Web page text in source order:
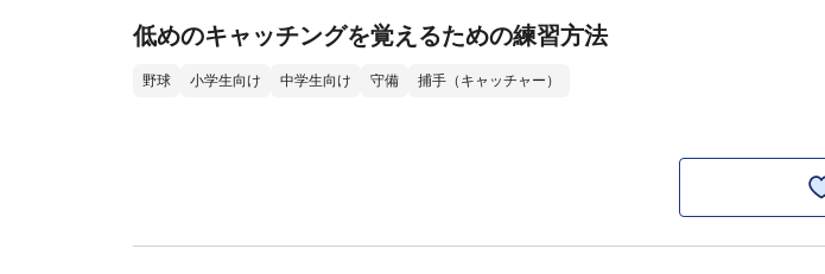
低めのキャッチングを覚えるための練習方法
野球 小学生向け 中学生向け 守備 捕手（キャッチャー）